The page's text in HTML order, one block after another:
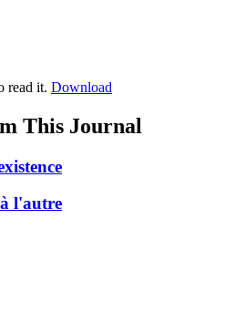
read it. Download
This Journal
l'autre